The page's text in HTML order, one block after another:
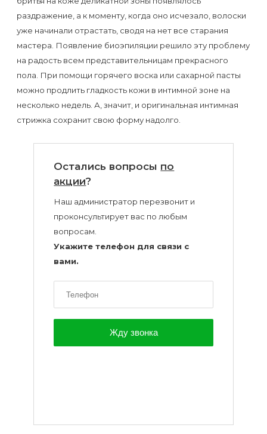
за
кожей
после
депиляции
воском
или
сахаром
депиляции
Эпиляция
раздражение, а к моменту, когда оно исчезало, волоски
уже начинали отрастать, сводя на нет все старания
мастера. Появление биоэпиляции решило эту проблему
на радость всем представительницам прекрасного
пола. При помощи горячего воска или сахарной пасты
можно продлить гладкость кожи в интимной зоне на
несколько недель. А, значит, и оригинальная интимная
стрижка сохранит свою форму надолго.
Остались вопросы по
акции?
Наш администратор перезвонит и
проконсультирует вас по любым
вопросам.
Укажите телефон для связи с
вами.